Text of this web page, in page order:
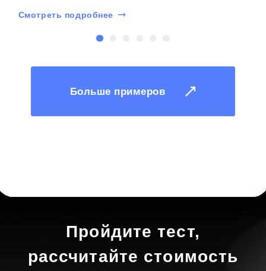
Смотреть подробнее
Больше примеров
Пройдите тест,
рассчитайте стоимость